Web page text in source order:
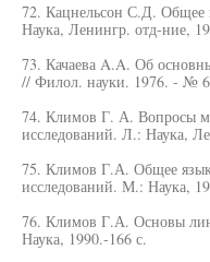
72. Кацнельсон С.Д. Общее
Наука, Ленингр. отд-ние,
73. Качаева A.A. Об
// Филол. науки. 1976. - №
74. Климов Г. А. Вопросы
исследований. Л.: Наука,
75. Климов Г.А. Общее
исследований. М.: Наука,
76. Климов Г.А. Основы
Наука, 1990.-166 с.